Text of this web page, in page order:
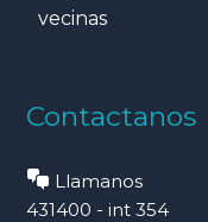
vecinas
Contactanos
Llamanos
431400 - int 354